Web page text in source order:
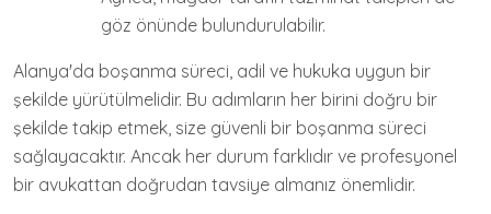
göz önünde bulundurulabilir.
Alanya'da boşanma süreci, adil ve hukuka uygun bir
şekilde yürütülmelidir. Bu adımların her birini doğru bir
şekilde takip etmek, size güvenli bir boşanma süreci
sağlayacaktır. Ancak her durum farklıdır ve profesyonel
bir avukattan doğrudan tavsiye almanız önemlidir.